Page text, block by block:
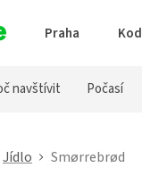
Praha
navštívit Počasí
Jídlo Smørrebrød